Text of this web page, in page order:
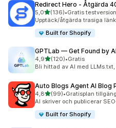
Redirect Hero ‑ Åtgärda
5,0av 5 stjärnor
(136)
136 recensioner totalt
•Gratis
Upptäck/åtgärda trasiga
Built for Shopify
GPTLab — Get Found by AI
4,9av 5 stjärnor
(120)
120 recensioner totalt
•Gratis
Bli hittad av AI med
Auto Blogs Agent AI Blog
4,8av 5 stjärnor
(99)
99 recensioner totalt
•Gratisplan
AI skriver och publicerar
Built for Shopify